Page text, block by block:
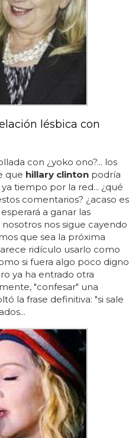
lésbica con
con ¿yoko ono?... los
que hillary clinton podría
tiempo por la red... ¿qué
comentarios? ¿acaso es
a ganar las
nos sigue cayendo
que sea la próxima
ridículo usarlo como
si fuera algo poco digno
ya ha entrado otra
"confesar" una
la frase definitiva: "si sale